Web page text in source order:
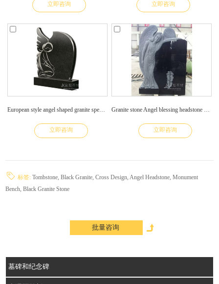
立即咨询 立即咨询
立即咨询 立即咨询
标签:Tombstone,Black Granite,Cross Design, Angel Headstone,Monument
Bench,Black Granite Stone
墓碑和纪念碑